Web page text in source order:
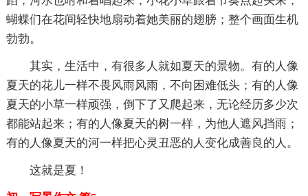
蝴蝶们在花间轻快地扇动着她美丽的翅膀；整个画面生机
勃勃。
其实，生活中，有很多人就如夏天的景物。有的人像
夏天的花儿一样不畏风雨风雨，不向困难低头；有的人像
夏天的小草一样顽强，倒下了又爬起来，无论经历多少次
都能站起来；有的人像夏天的树一样，为他人遮风挡雨；
有的人像夏天的河一样把心灵丑恶的人变化成善良的人。
这就是夏！